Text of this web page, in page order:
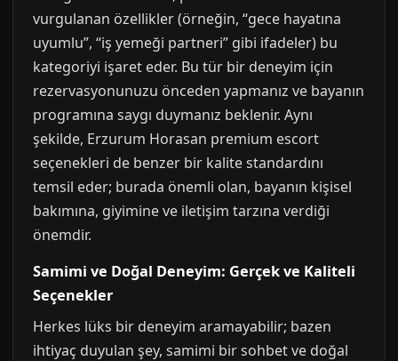
vurgulanan özellikler (örneğin, “gece hayatına
uyumlu”, “iş yemeği partneri” gibi ifadeler) bu
kategoriyi işaret eder. Bu tür bir deneyim için
rezervasyonunuzu önceden yapmanız ve bayanın
programına saygı duymanız beklenir. Aynı
şekilde, Erzurum Horasan premium escort
seçenekleri de benzer bir kalite standardını
temsil eder; burada önemli olan, bayanın kişisel
bakımına, giyimine ve iletişim tarzına verdiği
önemdir.
Samimi ve Doğal Deneyim: Gerçek ve Kaliteli
Seçenekler
Herkes lüks bir deneyim aramayabilir; bazen
ihtiyaç duyulan şey, samimi bir sohbet ve doğal